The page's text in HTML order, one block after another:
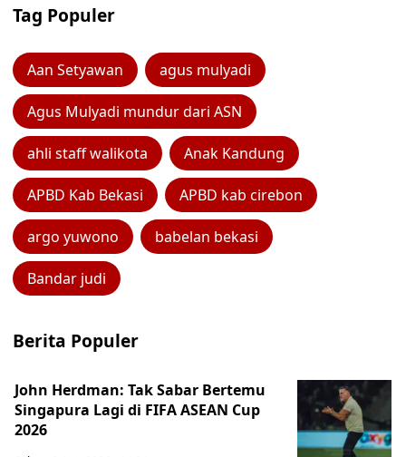
Tag Populer
Aan Setyawan agus mulyadi
Agus Mulyadi mundur dari ASN
ahli staff walikota Anak Kandung
APBD Kab Bekasi APBD kab cirebon
argo yuwono babelan bekasi
Bandar judi
Berita Populer
John Herdman: Tak Sabar Bertemu
Singapura Lagi di FIFA ASEAN Cup
2026